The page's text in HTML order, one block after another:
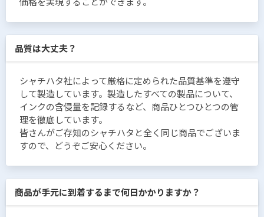
品質は大丈夫？
シャチハタ社によって厳格に定められた品質基準を遵守
して製造しています。製造したすべての製品について、
インクの含侵量を記録するなど、商品ひとつひとつの管
理を徹底しています。
皆さんがご存知のシャチハタと全く同じ商品でございま
すので、どうぞご安心ください。
商品が手元に到着するまで何日かかりますか？